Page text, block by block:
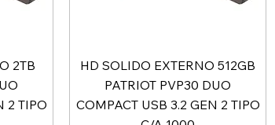
2TB
2 TIPO
HD SOLIDO EXTERNO 512GB
PATRIOT PVP30 DUO
COMPACT USB 3.2 GEN 2 TIPO